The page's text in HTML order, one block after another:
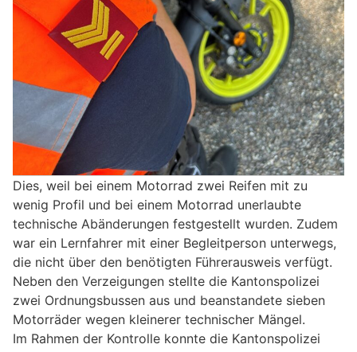
Dies, weil bei einem Motorrad zwei Reifen mit zu
wenig Profil und bei einem Motorrad unerlaubte
technische Abänderungen festgestellt wurden. Zudem
war ein Lernfahrer mit einer Begleitperson unterwegs,
die nicht über den benötigten Führerausweis verfügt.
Neben den Verzeigungen stellte die Kantonspolizei
zwei Ordnungsbussen aus und beanstandete sieben
Motorräder wegen kleinerer technischer Mängel.
Im Rahmen der Kontrolle konnte die Kantonspolizei